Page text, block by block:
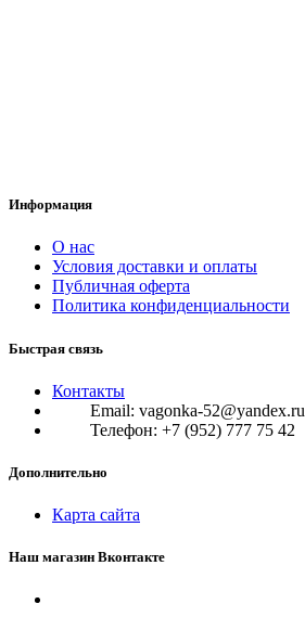
Информация
О нас
Условия доставки и оплаты
Публичная оферта
Политика конфиденциальности
Быстрая связь
Контакты
Email: vagonka-52@yandex.ru
Телефон: +7 (952) 777 75 42
Дополнительно
Карта сайта
Наш магазин Вконтакте